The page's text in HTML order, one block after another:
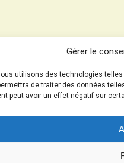
Gérer le
utilisons des technologies
de traiter des données
peut avoir un effet négatif sur